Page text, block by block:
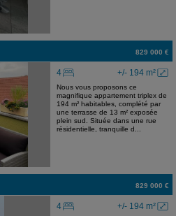
829 000 €
+/- 194 m²
4
Nous vous proposons ce
magnifique appartement triplex de
194 m² habitables, complété par
une terrasse de 13 m² exposée
plein sud. Située dans une rue
résidentielle, tranquille d...
829 000 €
+/- 194 m²
4